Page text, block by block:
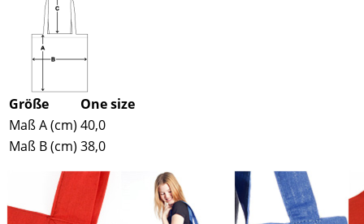
Größe
One size
Maß A (cm) 40,0
Maß B (cm) 38,0